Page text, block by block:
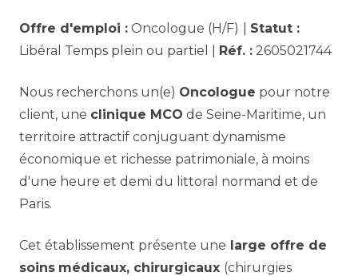
Offre d'emploi : Oncologue (H/F)
Statut :
Libéral Temps plein ou partiel | Réf. : 2605021744
Nous recherchons un(e) Oncologue pour notre
client, une clinique MCO de Seine-Maritime, un
territoire attractif conjuguant dynamisme
économique et richesse patrimoniale, à moins
d'une heure et demi du littoral normand et de
Paris.
Cet établissement présente une large offre de
soins médicaux, chirurgicaux (chirurgies